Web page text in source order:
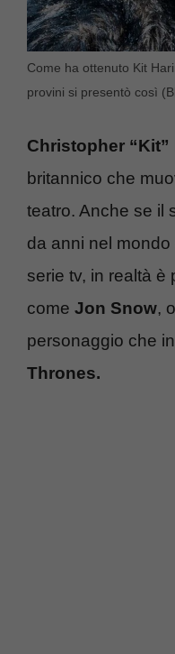
Come ha ottenuto Kit
provini si presentò così
Christopher “Kit”
britannico che
teatro. Anche se il
da anni nel
serie tv, in realtà è
come Jon Snow,
personaggio che
Thrones.